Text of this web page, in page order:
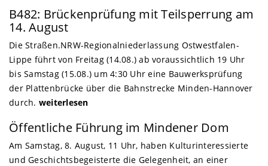
B482: Brückenprüfung mit Teilsperrung am
14. August
Die Straßen.NRW-Regionalniederlassung Ostwestfalen-
Lippe führt von Freitag (14.08.) ab voraussichtlich 19 Uhr
bis Samstag (15.08.) um 4:30 Uhr eine Bauwerksprüfung
der Plattenbrücke über die Bahnstrecke Minden-Hannover
durch. weiterlesen
Öffentliche Führung im Mindener Dom
Am Samstag, 8. August, 11 Uhr, haben Kulturinteressierte
und Geschichtsbegeisterte die Gelegenheit, an einer